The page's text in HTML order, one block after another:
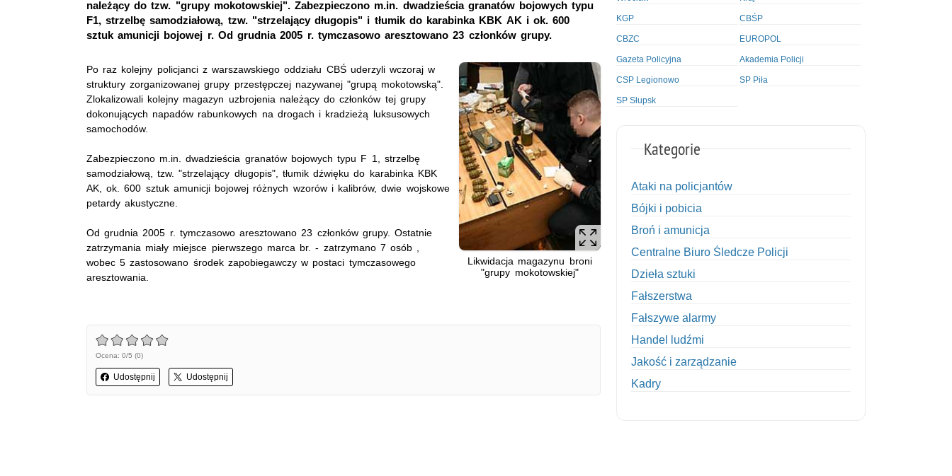
należący do tzw. "grupy mokotowskiej". Zabezpieczono m.in. dwadzieścia granatów bojowych typu
F1, strzelbę samodziałową, tzw. "strzelający długopis" i tłumik do karabinka KBK AK i ok. 600
sztuk amunicji bojowej r. Od grudnia 2005 r. tymczasowo aresztowano 23 członków grupy.
Likwidacja magazynu broni
"grupy mokotowskiej"
Po raz kolejny policjanci z warszawskiego oddziału CBŚ uderzyli wczoraj w
struktury zorganizowanej grupy przestępczej nazywanej "grupą mokotowską".
Zlokalizowali kolejny magazyn uzbrojenia należący do członków tej grupy
dokonujących napadów rabunkowych na drogach i kradzieżą luksusowych
samochodów.
Zabezpieczono m.in. dwadzieścia granatów bojowych typu F 1, strzelbę
samodziałową, tzw. "strzelający długopis", tłumik dźwięku do karabinka KBK
AK, ok. 600 sztuk amunicji bojowej różnych wzorów i kalibrów, dwie wojskowe
petardy akustyczne.
Od grudnia 2005 r. tymczasowo aresztowano 23 członków grupy. Ostatnie
zatrzymania miały miejsce pierwszego marca br. - zatrzymano 7 osób ,
wobec 5 zastosowano środek zapobiegawczy w postaci tymczasowego
aresztowania.
Ocena: 0/5 (0)
Udostępnij Udostępnij
KGP CBŚP
CBZC EUROPOL
Gazeta Policyjna Akademia Policji
CSP Legionowo SP Piła
SP Słupsk
Kategorie
Ataki na policjantów
Bójki i pobicia
Broń i amunicja
Centralne Biuro Śledcze Policji
Dzieła sztuki
Fałszerstwa
Fałszywe alarmy
Handel ludźmi
Jakość i zarządzanie
Kadry